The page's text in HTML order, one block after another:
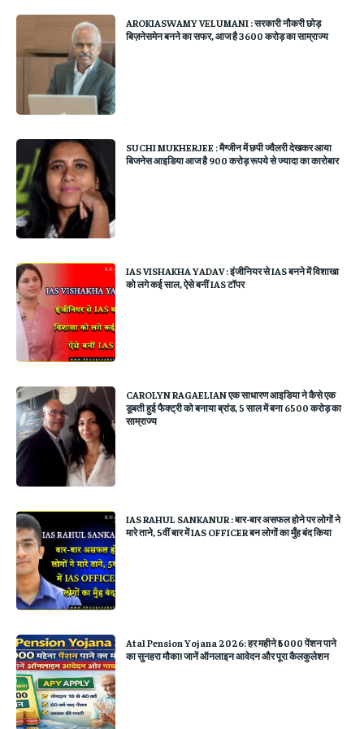
AROKIASWAMY VELUMANI : सरकारी नौकरी छोड़
बिज़नेसमेन बनने का सफर, आज है 3600 करोड़ का साम्राज्य
SUCHI MUKHERJEE : मैग्जीन में छपी ज्वैलरी देखकर आया
बिजनेस आइडिया आज है 900 करोड़ रूपये से ज्यादा का कारोबार
IAS VISHAKHA YADAV : इंजीनियर से IAS बनने में विशाखा
को लगे कई साल, ऐसे बनीं IAS टॉपर
CAROLYN RAGAELIAN एक साधारण आइडिया ने कैसे एक
डूबती हुई फैक्ट्री को बनाया ब्रांड, 5 साल में बना 6500 करोड़ का
साम्राज्य
IAS RAHUL SANKANUR : बार-बार असफल होने पर लोगों ने
मारे ताने, 5वीं बार में IAS OFFICER बन लोगों का मुँह बंद किया
Atal Pension Yojana 2026: हर महीने ₹5000 पेंशन पाने
का सुनहरा मौका! जानें ऑनलाइन आवेदन और पूरा कैलकुलेशन